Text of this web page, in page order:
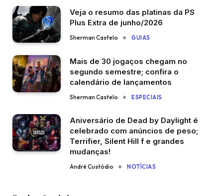
Veja o resumo das platinas da PS
Plus Extra de junho/2026
Sherman Castelo GUIAS
Mais de 30 jogaços chegam no
segundo semestre; confira o
calendário de lançamentos
Sherman Castelo ESPECIAIS
Aniversário de Dead by Daylight é
celebrado com anúncios de peso;
Terrifier, Silent Hill f e grandes
mudanças!
André Custódio NOTÍCIAS